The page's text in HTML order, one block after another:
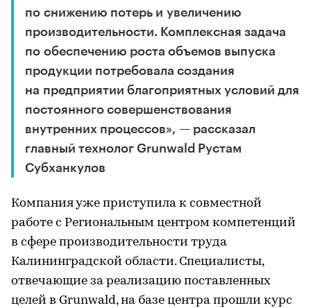
по снижению потерь и увеличению
производительности. Комплексная задача
по обеспечению роста объемов выпуска
продукции потребовала создания
на предприятии благоприятных условий для
постоянного совершенствования
внутренних процессов», — рассказал
главный технолог Grunwald Рустам
Субханкулов
Компания уже приступила к совместной
работе с Региональным центром компетенций
в сфере производительности труда
Калининградской области. Специалисты,
отвечающие за реализацию поставленных
целей в Grunwald, на базе центра прошли курс